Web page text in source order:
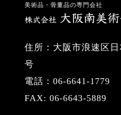
美術品・骨董品の専門会社
住所：大阪市浪速区
号
電話：06-6641-1779
FAX: 06-6643-5889